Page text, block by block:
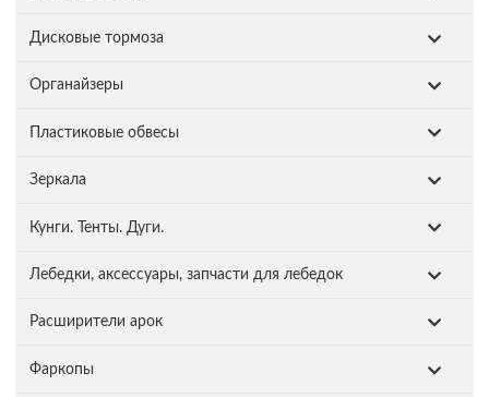
Дисковые тормоза
Органайзеры
Пластиковые обвесы
Зеркала
Кунги. Тенты. Дуги.
Лебедки, аксессуары, запчасти для лебедок
Расширители арок
Фаркопы